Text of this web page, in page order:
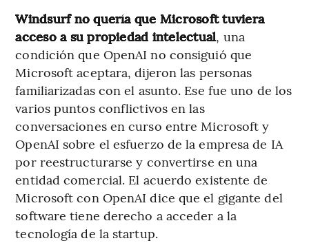
Windsurf no quería que Microsoft tuviera
acceso a su propiedad intelectual, una
condición que OpenAI no consiguió que
Microsoft aceptara, dijeron las personas
familiarizadas con el asunto. Ese fue uno de los
varios puntos conflictivos en las
conversaciones en curso entre Microsoft y
OpenAI sobre el esfuerzo de la empresa de IA
por reestructurarse y convertirse en una
entidad comercial. El acuerdo existente de
Microsoft con OpenAI dice que el gigante del
software tiene derecho a acceder a la
tecnología de la startup.